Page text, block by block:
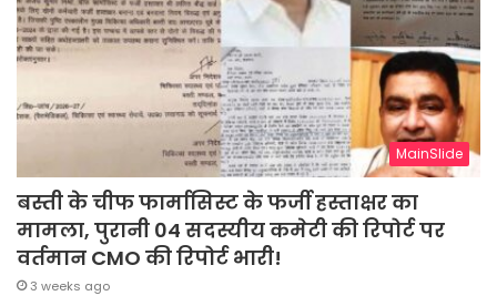
MainSlide
बस्ती के चीफ फार्मासिस्ट के फर्जी हस्ताक्षर का
मामला, पुरानी 04 सदस्यीय कमेटी की रिपोर्ट पर
वर्तमान CMO की रिपोर्ट भारी!
3 weeks ago